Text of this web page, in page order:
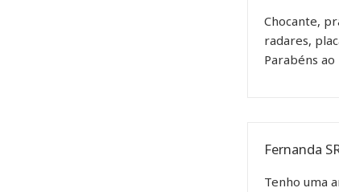
Chocante,
radares,
Parabéns
Fernanda
Tenho uma